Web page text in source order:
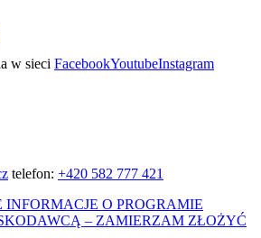
w sieci FacebookYoutubeInstagram
telefon: +420 582 777 421
INFORMACJE O PROGRAMIE
– ZAMIERZAM ZŁOŻYĆ